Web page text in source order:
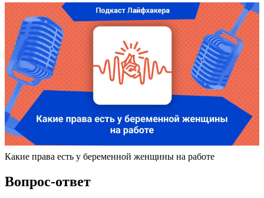
Какие права есть у беременной женщины на работе
Вопрос-ответ